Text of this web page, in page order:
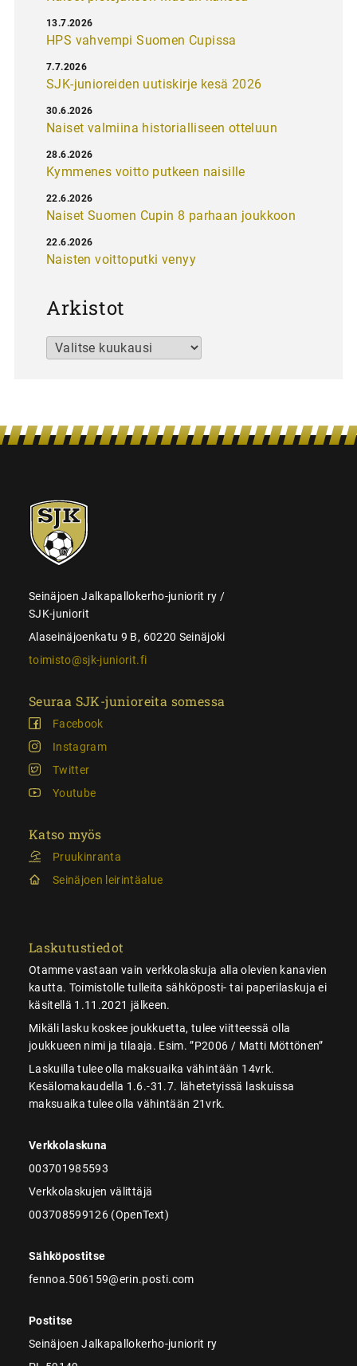
HPS vahvempi Suomen Cupissa
13.7.2026
SJK-junioreiden uutiskirje kesä 2026
7.7.2026
Naiset valmiina historialliseen otteluun
30.6.2026
Kymmenes voitto putkeen naisille
28.6.2026
Naiset Suomen Cupin 8 parhaan joukkoon
22.6.2026
Naisten voittoputki venyy
22.6.2026
Arkistot
Arkistot
SJK-
juniorit
Seinäjoen Jalkapallokerho-juniorit ry /
SJK-juniorit
Alaseinäjoenkatu 9 B, 60220 Seinäjoki
toimisto@sjk-juniorit.fi
Seuraa SJK-junioreita somessa
Facebook
Instagram
Twitter
Youtube
Katso myös
Pruukinranta
Seinäjoen leirintäalue
Laskutustiedot
Otamme vastaan vain verkkolaskuja alla olevien kanavien
kautta. Toimistolle tulleita sähköposti- tai paperilaskuja ei
käsitellä 1.11.2021 jälkeen.
Mikäli lasku koskee joukkuetta, tulee viitteessä olla
joukkueen nimi ja tilaaja. Esim. ”P2006 / Matti Möttönen”
Laskuilla tulee olla maksuaika vähintään 14vrk.
Kesälomakaudella 1.6.-31.7. lähetetyissä laskuissa
maksuaika tulee olla vähintään 21vrk.
Verkkolaskuna
003701985593
Verkkolaskujen välittäjä
003708599126 (OpenText)
Sähköpostitse
fennoa.506159@erin.posti.com
Postitse
Seinäjoen Jalkapallokerho-juniorit ry